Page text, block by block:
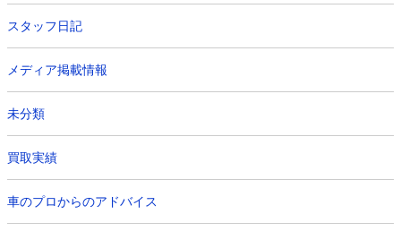
スタッフ日記
メディア掲載情報
未分類
買取実績
車のプロからのアドバイス